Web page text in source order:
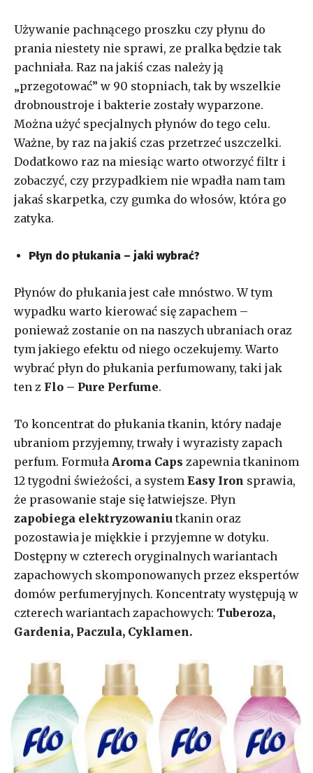
Używanie pachnącego proszku czy płynu do
prania niestety nie sprawi, ze pralka będzie tak
pachniała. Raz na jakiś czas należy ją
„przegotować” w 90 stopniach, tak by wszelkie
drobnoustroje i bakterie zostały wyparzone.
Można użyć specjalnych płynów do tego celu.
Ważne, by raz na jakiś czas przetrzeć uszczelki.
Dodatkowo raz na miesiąc warto otworzyć filtr i
zobaczyć, czy przypadkiem nie wpadła nam tam
jakaś skarpetka, czy gumka do włosów, która go
zatyka.
Płyn do płukania – jaki wybrać?
Płynów do płukania jest całe mnóstwo. W tym
wypadku warto kierować się zapachem –
ponieważ zostanie on na naszych ubraniach oraz
tym jakiego efektu od niego oczekujemy. Warto
wybrać płyn do płukania perfumowany, taki jak
ten z Flo – Pure Perfume.
To koncentrat do płukania tkanin, który nadaje
ubraniom przyjemny, trwały i wyrazisty zapach
perfum. Formuła Aroma Caps zapewnia tkaninom
12 tygodni świeżości, a system Easy Iron sprawia,
że prasowanie staje się łatwiejsze. Płyn
zapobiega elektryzowaniu tkanin oraz
pozostawia je miękkie i przyjemne w dotyku.
Dostępny w czterech oryginalnych wariantach
zapachowych skomponowanych przez ekspertów
domów perfumeryjnych. Koncentraty występują w
czterech wariantach zapachowych: Tuberoza,
Gardenia, Paczula, Cyklamen.